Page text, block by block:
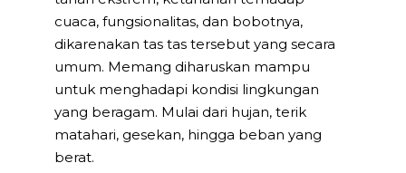
cuaca, fungsionalitas, dan bobotnya,
dikarenakan tas tas tersebut yang secara
umum. Memang diharuskan mampu
untuk menghadapi kondisi lingkungan
yang beragam. Mulai dari hujan, terik
matahari, gesekan, hingga beban yang
berat.